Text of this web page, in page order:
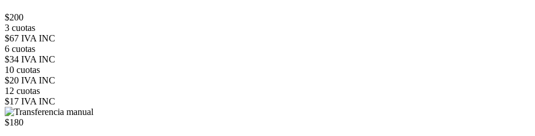
$200
3 cuotas
$67 IVA INC
6 cuotas
$34 IVA INC
10 cuotas
$20 IVA INC
12 cuotas
$17 IVA INC
$180